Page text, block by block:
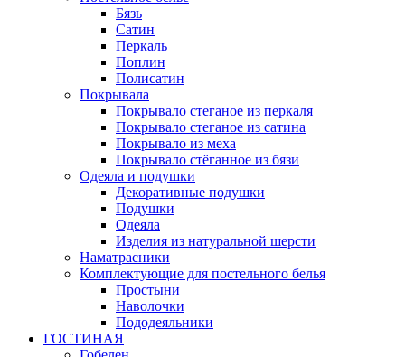
Бязь
Сатин
Перкаль
Поплин
Полисатин
Покрывала
Покрывало стеганое из перкаля
Покрывало стеганое из сатина
Покрывало из меха
Покрывало стёганное из бязи
Одеяла и подушки
Декоративные подушки
Подушки
Одеяла
Изделия из натуральной шерсти
Наматраcники
Комплектующие для постельного белья
Простыни
Наволочки
Пододеяльники
ГОСТИНАЯ